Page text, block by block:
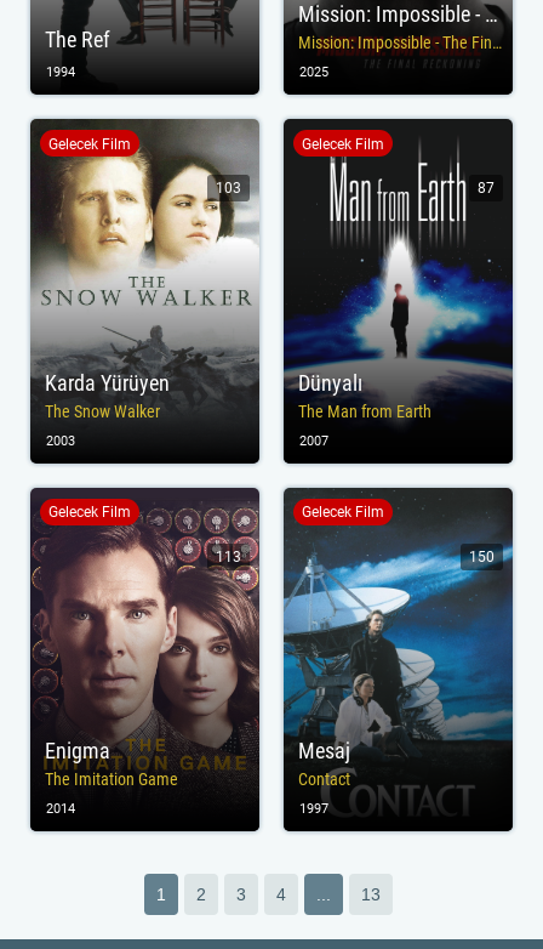
The Ref
1994
Mission: Impossible - Son Hesaplaşma
Mission: Impossible - The Final Reckoning
2025
Karda Yürüyen
The Snow Walker
Gelecek Film
103
2003
Dünyalı
The Man from Earth
Gelecek Film
87
2007
Enigma
The Imitation Game
Gelecek Film
113
2014
Mesaj
Contact
Gelecek Film
150
1997
1 2 3 4 13